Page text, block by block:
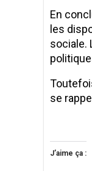
En
les
sociale.
se
J’aime ça :